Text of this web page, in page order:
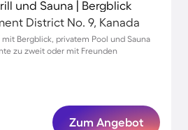
und Sauna | Bergblick
District No. 9, Kanada
Bergblick, privatem Pool und Sauna
zu zweit oder mit Freunden
Zum Angebot